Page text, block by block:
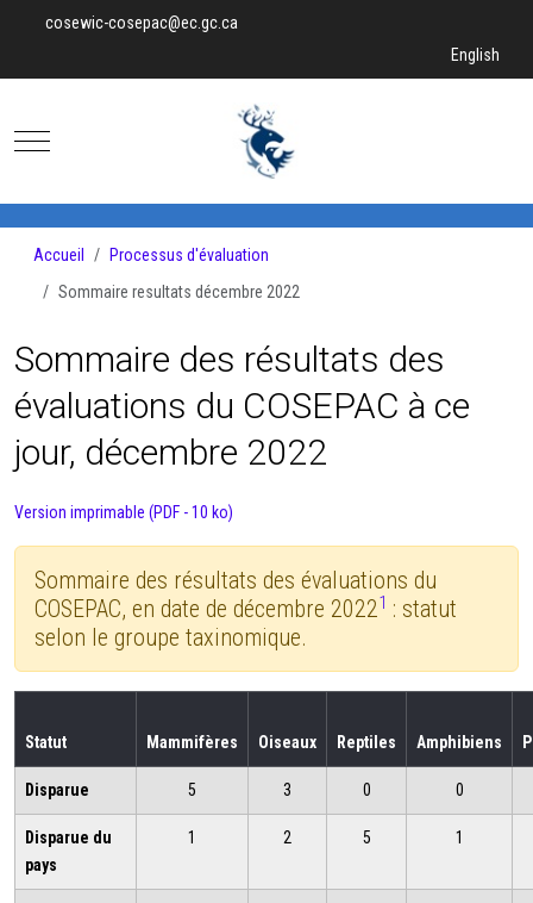
cosewic-cosepac@ec.gc.ca
Sélectionnez
English
Mobile Menu Toggle
Accueil
Processus d'évaluation
Sommaire resultats décembre 2022
Sommaire des résultats des
évaluations du COSEPAC à ce
jour, décembre 2022
Version imprimable (PDF - 10 ko)
Sommaire des résultats des évaluations du
COSEPAC, en date de décembre 20221 : statut
selon le groupe taxinomique.
Statut Mammifères Oiseaux Reptiles Amphibiens
Disparue 5 3 0 0
Disparue du
pays
1 2 5 1